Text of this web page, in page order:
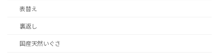
表替え
裏返し
国産天然いぐさ